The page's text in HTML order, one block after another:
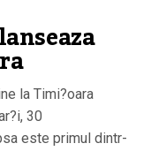
la Timi?oara
30
este primul dintr-